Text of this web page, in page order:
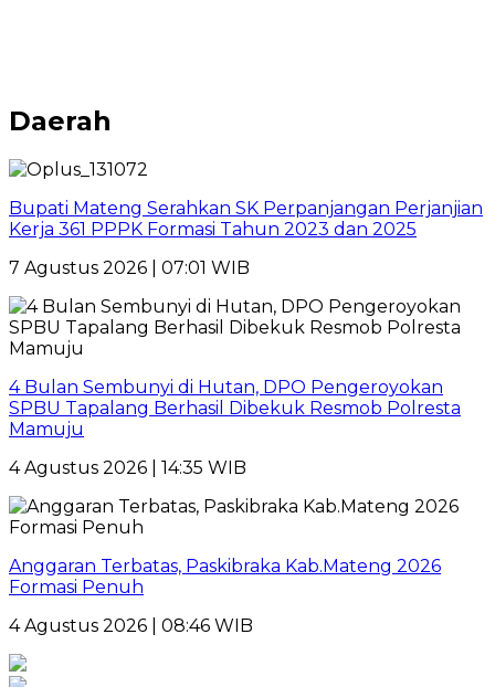
Daerah
Bupati Mateng Serahkan SK Perpanjangan Perjanjian
Kerja 361 PPPK Formasi Tahun 2023 dan 2025
7 Agustus 2026 | 07:01 WIB
4 Bulan Sembunyi di Hutan, DPO Pengeroyokan
SPBU Tapalang Berhasil Dibekuk Resmob Polresta
Mamuju
4 Agustus 2026 | 14:35 WIB
Anggaran Terbatas, Paskibraka Kab.Mateng 2026
Formasi Penuh
4 Agustus 2026 | 08:46 WIB